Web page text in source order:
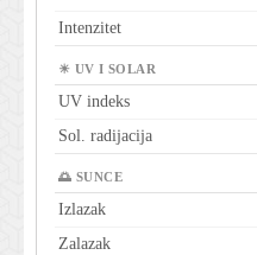
Intenzitet
☀ UV I SOLAR
UV indeks
Sol. radijacija
🌅 SUNCE
Izlazak
Zalazak